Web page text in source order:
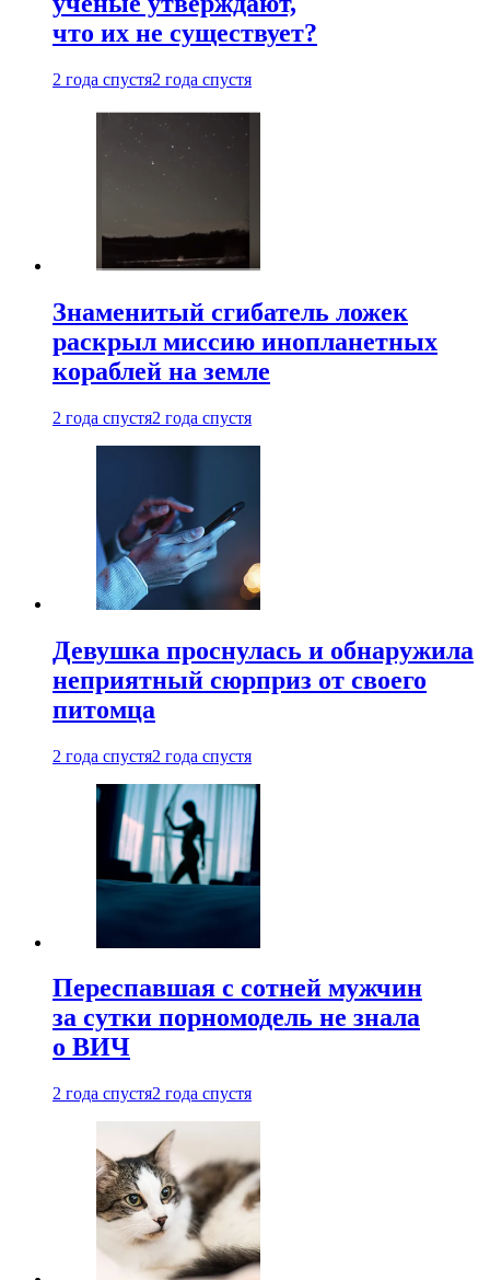
что их не существует?
2 года спустя2 года спустя
Знаменитый сгибатель ложек
раскрыл миссию инопланетных
кораблей на земле
2 года спустя2 года спустя
Девушка проснулась и обнаружила
неприятный сюрприз от своего
питомца
2 года спустя2 года спустя
Переспавшая с сотней мужчин
за сутки порномодель не знала
о ВИЧ
2 года спустя2 года спустя